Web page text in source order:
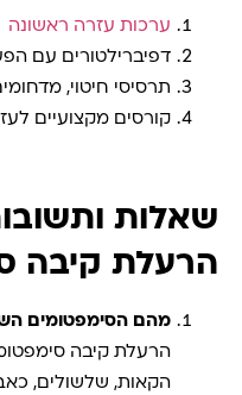
ערכות עזרה ראשונה
דפיברילטורים עם
תרסיסי חיטוי,
קורסים מקצועיים
שאלות
הרעלת קיבה
מהם הסימפטומים
הרעלת קיבה
הקאות, שלשולים,